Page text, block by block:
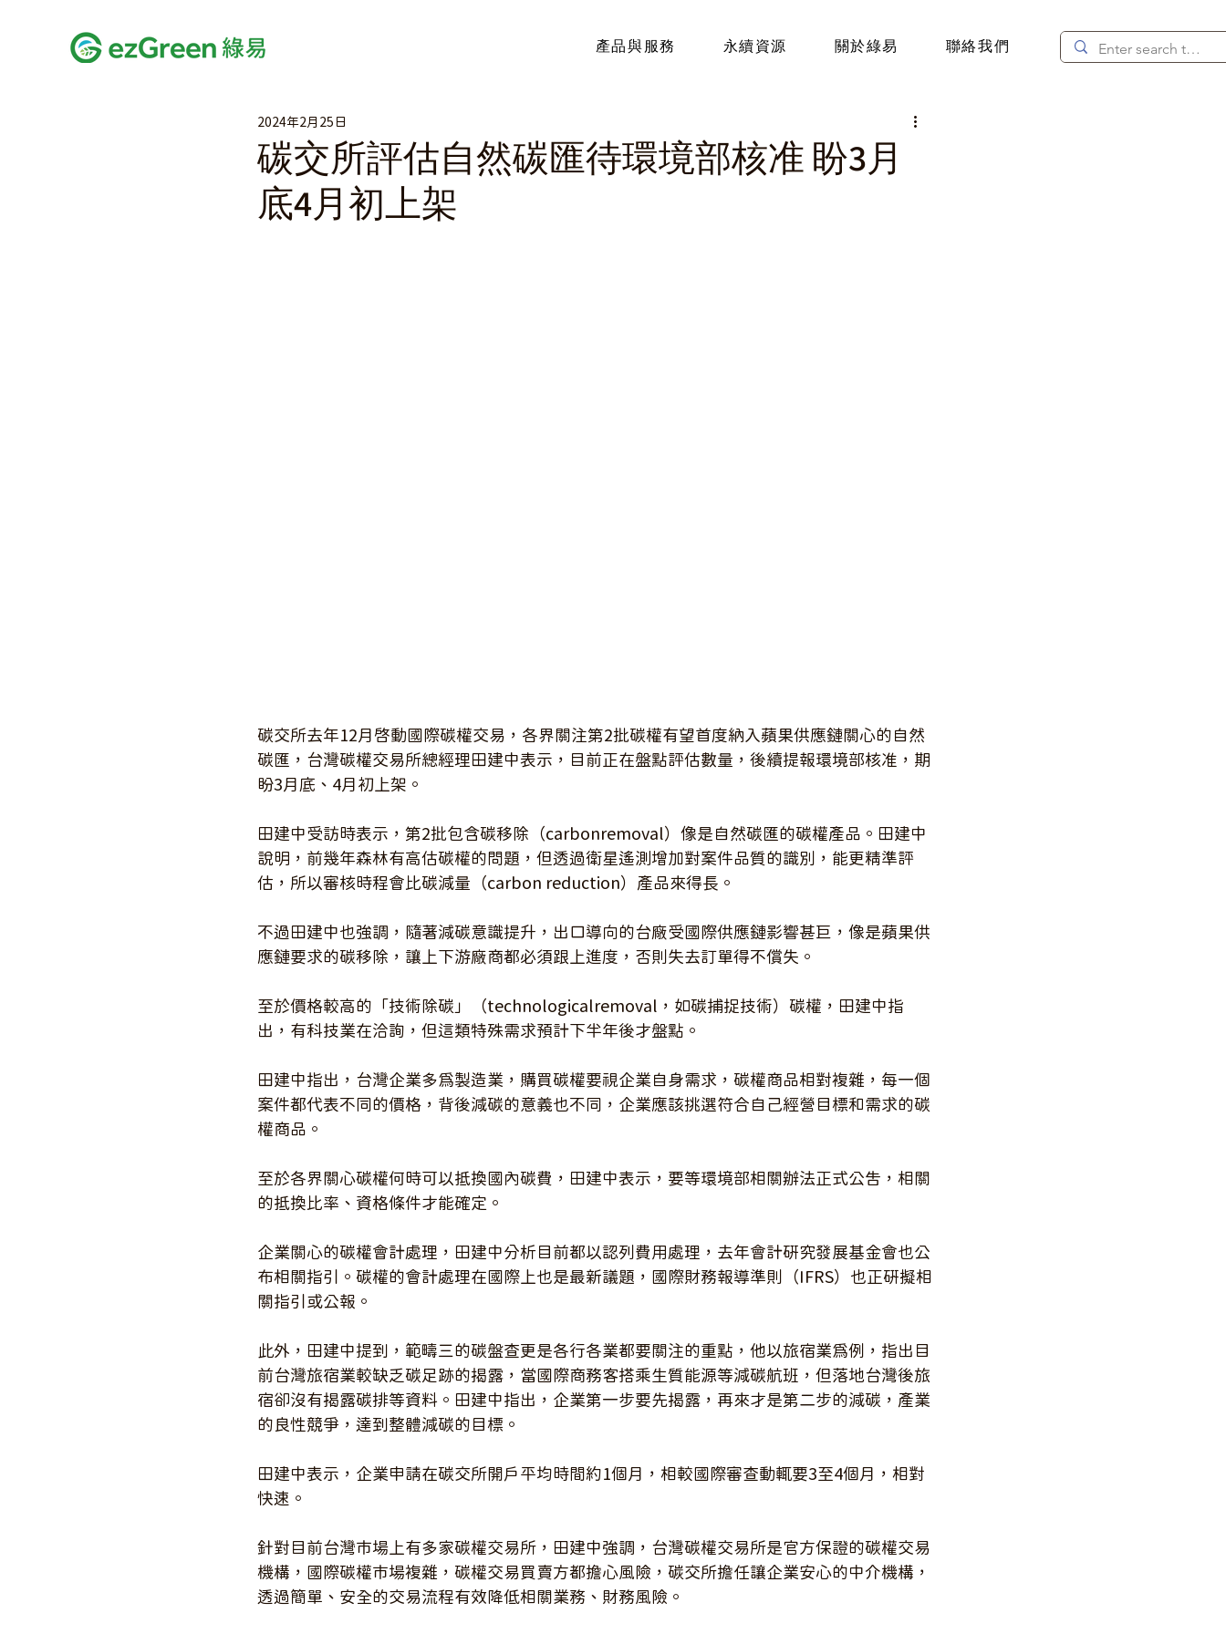
產品與服務 永續資源 關於綠易 聯絡我們
碳交所評估自然碳匯待環境部核准 盼3月
底4月初上架
2024年2月25日
碳交所去年12月啟動國際碳權交易，各界關注第2批碳權有望首度納入蘋果供應鏈關心的自然
碳匯，台灣碳權交易所總經理田建中表示，目前正在盤點評估數量，後續提報環境部核准，期
盼3月底、4月初上架。
田建中受訪時表示，第2批包含碳移除（carbonremoval）像是自然碳匯的碳權產品。田建中
說明，前幾年森林有高估碳權的問題，但透過衛星遙測增加對案件品質的識別，能更精準評
估，所以審核時程會比碳減量（carbon reduction）產品來得長。
不過田建中也強調，隨著減碳意識提升，出口導向的台廠受國際供應鏈影響甚巨，像是蘋果供
應鏈要求的碳移除，讓上下游廠商都必須跟上進度，否則失去訂單得不償失。
至於價格較高的「技術除碳」（technologicalremoval，如碳捕捉技術）碳權，田建中指
出，有科技業在洽詢，但這類特殊需求預計下半年後才盤點。
田建中指出，台灣企業多為製造業，購買碳權要視企業自身需求，碳權商品相對複雜，每一個
案件都代表不同的價格，背後減碳的意義也不同，企業應該挑選符合自己經營目標和需求的碳
權商品。
至於各界關心碳權何時可以抵換國內碳費，田建中表示，要等環境部相關辦法正式公告，相關
的抵換比率、資格條件才能確定。
企業關心的碳權會計處理，田建中分析目前都以認列費用處理，去年會計研究發展基金會也公
布相關指引。碳權的會計處理在國際上也是最新議題，國際財務報導準則（IFRS）也正研擬相
關指引或公報。
此外，田建中提到，範疇三的碳盤查更是各行各業都要關注的重點，他以旅宿業為例，指出目
前台灣旅宿業較缺乏碳足跡的揭露，當國際商務客搭乘生質能源等減碳航班，但落地台灣後旅
宿卻沒有揭露碳排等資料。田建中指出，企業第一步要先揭露，再來才是第二步的減碳，產業
的良性競爭，達到整體減碳的目標。
田建中表示，企業申請在碳交所開戶平均時間約1個月，相較國際審查動輒要3至4個月，相對
快速。
針對目前台灣市場上有多家碳權交易所，田建中強調，台灣碳權交易所是官方保證的碳權交易
機構，國際碳權市場複雜，碳權交易買賣方都擔心風險，碳交所擔任讓企業安心的中介機構，
透過簡單、安全的交易流程有效降低相關業務、財務風險。